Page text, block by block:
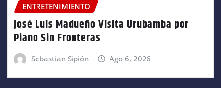
ENTRETENIMIENTO
José Luis Madueño Visita Urubamba por
Piano Sin Fronteras
Sebastian Sipión Ago 6, 2026